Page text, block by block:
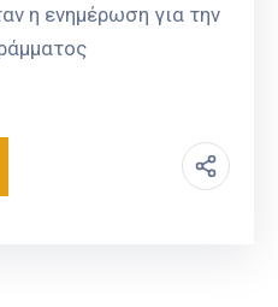
η ενημέρωση για την